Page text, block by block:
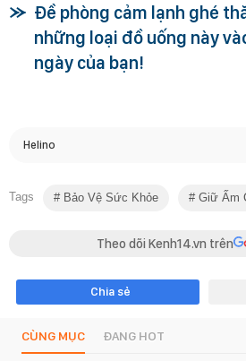
Đề phòng cảm lạnh ghé
những loại đồ uống này
ngày của bạn!
Helino
Tags Bảo Vệ Sức Khỏe Giữ Ấm
Theo dõi Kenh14.vn trên
Chia sẻ
CÙNG MỤC ĐANG HOT